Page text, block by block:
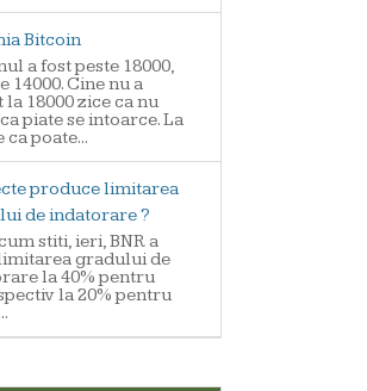
Bitcoin
a fost peste 18000,
14000. Cine nu a
18000 zice ca nu
piate se intoarce. La
ca poate...
produce limitarea
de indatorare ?
stiti, ieri, BNR a
gradului de
la 40% pentru
la 20% pentru